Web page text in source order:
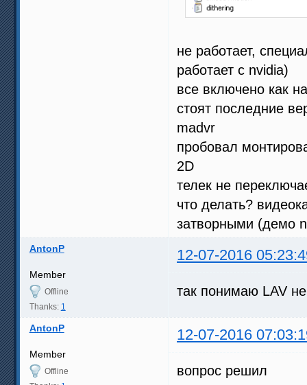
не работает,
работает с nvidia)
все включено как
стоят последние
madvr
пробовал
2D
телек не
что делать?
затворными (демо
AntonP 12-07-2016
Member
Offline
Thanks: 1
так понимаю LAV
AntonP 12-07-2016
Member
Offline
вопрос решил